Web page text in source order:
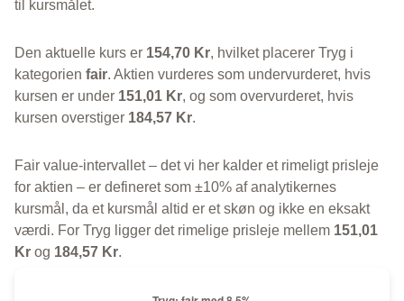
til kursmålet.
Den aktuelle kurs er 154,70 Kr, hvilket placerer Tryg i
kategorien fair. Aktien vurderes som undervurderet, hvis
kursen er under 151,01 Kr, og som overvurderet, hvis
kursen overstiger 184,57 Kr.
Fair value-intervallet – det vi her kalder et rimeligt prisleje
for aktien – er defineret som ±10% af analytikernes
kursmål, da et kursmål altid er et skøn og ikke en eksakt
værdi. For Tryg ligger det rimelige prisleje mellem 151,01
Kr og 184,57 Kr.